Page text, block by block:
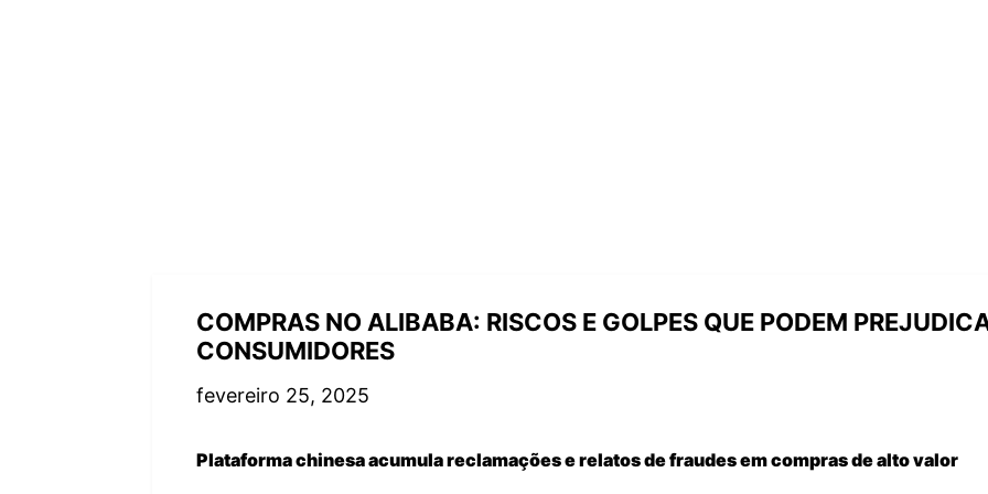
COMPRAS NO ALIBABA: RISCOS E GOLPES QUE PODEM
CONSUMIDORES
fevereiro 25, 2025
Plataforma chinesa acumula reclamações e relatos de fraudes em compras de alto valor